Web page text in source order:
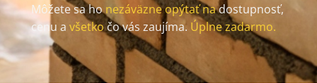
Môžete sa honezáväzne opýtať nadostupnosť,
cenu a všetkočo vás zaujíma. Úplne zadarmo.